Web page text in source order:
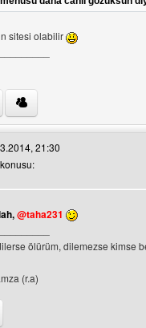
sitesi olabilir
web sitesini ziyaret et:
görüntüle
21:30
@taha231
ölürüm, dilemezse kimse
(r.a)
web sitesini ziyaret et: